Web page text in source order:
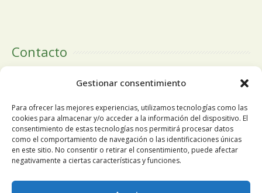
Gestionar consentimiento
Para ofrecer las mejores experiencias, utilizamos tecnologías como las
cookies para almacenar y/o acceder a la información del dispositivo. El
consentimiento de estas tecnologías nos permitirá procesar datos
como el comportamiento de navegación o las identificaciones únicas
en este sitio. No consentir o retirar el consentimiento, puede afectar
negativamente a ciertas características y funciones.
Contacto
Calle Doctor Calero, 19 Centro Comercial El Tutti 1ª Planta,
Tlfn: +34 91 196 19 63